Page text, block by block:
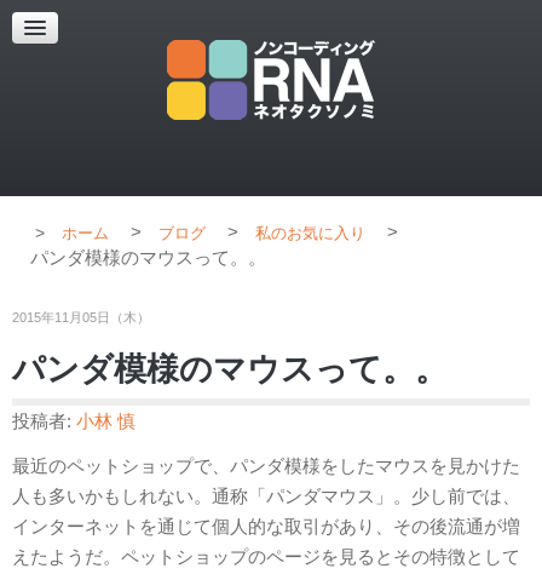
超解像顕微鏡
超解像顕微鏡の紹介
ホーム > ブログ > 私のお気に入り
>
パンダ模様のマウスって。。
2015年11月05日（木）
パンダ模様のマウスって。。
投稿者: 小林 慎
最近のペットショップで、パンダ模様をしたマウスを見かけた
人も多いかもしれない。通称「パンダマウス」。少し前では、
インターネットを通じて個人的な取引があり、その後流通が増
えたようだ。ペットショップのページを見るとその特徴として